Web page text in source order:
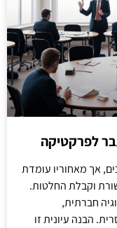
לפרקטיקה
אך מאחוריו עומדת
וקבלת החלטות.
חברתית,
הבנה עיונית זו